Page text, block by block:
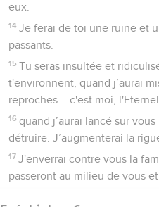
eux.
14 Je ferai de toi une ruine et
passants.
15 Tu seras insultée et
t'environnent, quand j’aurai
reproches – c'est moi,
16 quand j’aurai lancé sur
détruire. J’augmenterai la
17 J'enverrai contre vous la
passeront au milieu de vous